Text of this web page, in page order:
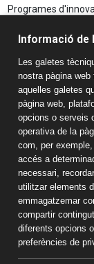
Programes
Aspectes
Avís Legal
Política de
Sistema Intern
Estudis
Llar d'infants
Educació Infantil
Educació Primària
Educació
Batxillerat
Informació de
Col·legi Sant Pau
Passeig Torroja s/
Informació de
Les galetes
nostra pàgina
aquelles galetes
pàgina web,
opcions o serveis
operativa de la
com, per
accés a
necessari,
utilitzar elements
emmagatzemar
compartir
diferents opcions
preferències de